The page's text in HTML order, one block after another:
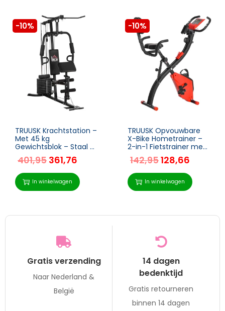
-10%
TRUUSK Krachtstation –
Met 45 kg
Gewichtsblok – Staal –
Zwart – 180 x 108 x 200
cm
401,95 361,76
In winkelwagen
-10%
TRUUSK Opvouwbare
X-Bike Hometrainer –
2-in-1 Fietstrainer met
LCD Display – 8
Verstelbare
Weerstandsniveaus –
Spankabels – Staal
142,95128,66
In winkelwagen
Gratis verzending
Naar Nederland &
België
14 dagen
bedenktijd
Gratis retourneren
binnen 14 dagen